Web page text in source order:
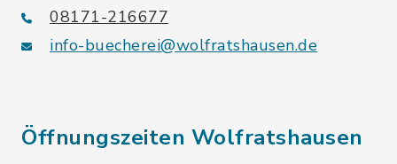
08171-216677
info-buecherei@wolfratshausen.de
Öffnungszeiten Wolfratshausen